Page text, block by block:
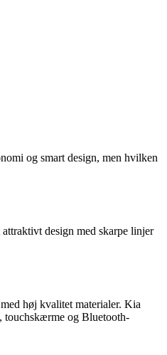
og smart design, men hvilken
design med skarpe linjer
høj kvalitet materialer. Kia
touchskærme og Bluetooth-